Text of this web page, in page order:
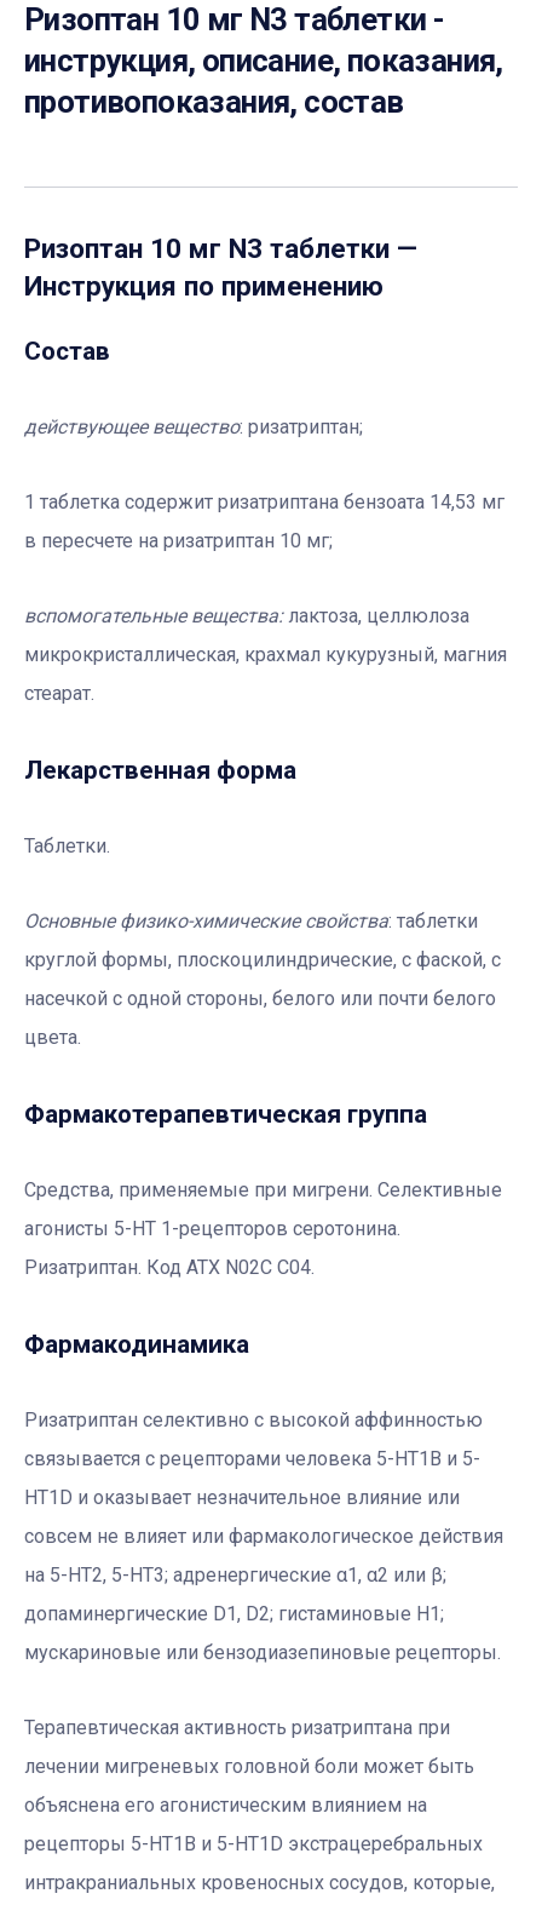
Ризоптан 10 мг N3 таблетки -
инструкция, описание, показания,
противопоказания, состав
Ризоптан 10 мг N3 таблетки —
Инструкция по применению
Состав
действующее вещество: ризатриптан;
1 таблетка содержит ризатриптана бензоата 14,53 мг
в пересчете на ризатриптан 10 мг;
вспомогательные вещества:лактоза, целлюлоза
микрокристаллическая, крахмал кукурузный, магния
стеарат.
Лекарственная форма
Таблетки.
Основные физико-химические свойства: таблетки
круглой формы, плоскоцилиндрические, с фаской, с
насечкой с одной стороны, белого или почти белого
цвета.
Фармакотерапевтичеcкая группа
Средства, применяемые при мигрени. Селективные
агонисты 5-НТ 1-рецепторов серотонина.
Ризатриптан. Код АТХ N02C C04.
Фармакодинамика
Ризатриптан селективно с высокой аффинностью
связывается с рецепторами человека 5-HT1B и 5-
HT1D и оказывает незначительное влияние или
совсем не влияет или фармакологическое действия
на 5-HT2, 5-HT3; адренергические α1, α2 или β;
допаминергические D1, D2; гистаминовые H1;
мускариновые или бензодиазепиновые рецепторы.
Терапевтическая активность ризатриптана при
лечении мигреневых головной боли может быть
объяснена его агонистическим влиянием на
рецепторы 5-HT1B и 5-HT1D экстрацеребральных
интракраниальных кровеносных сосудов, которые,